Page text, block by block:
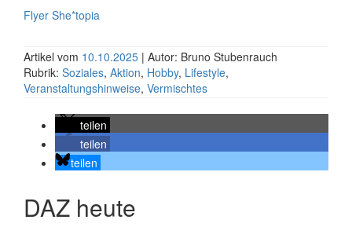
Flyer She*topia
Artikel vom 10.10.2025 | Autor: Bruno Stubenrauch
Rubrik: Soziales, Aktion, Hobby, Lifestyle,
Veranstaltungshinweise, Vermischtes
teilen
teilen
teilen
DAZ heute